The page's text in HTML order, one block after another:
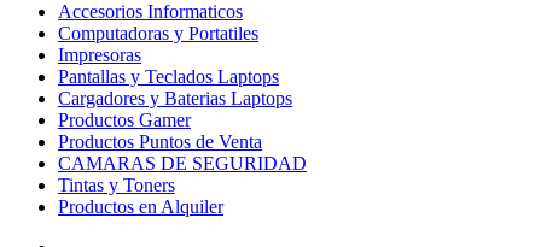
Accesorios Informaticos
Computadoras y Portatiles
Impresoras
Pantallas y Teclados Laptops
Cargadores y Baterias Laptops
Productos Gamer
Productos Puntos de Venta
CAMARAS DE SEGURIDAD
Tintas y Toners
Productos en Alquiler